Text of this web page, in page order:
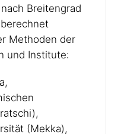
Breitengrad
Methoden der
und Institute:
(Mekka),